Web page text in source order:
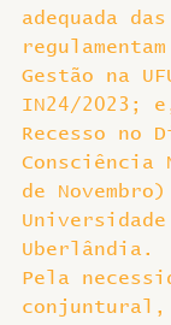
adequada
Gestão na
IN24/2023;
Recesso no
Consciência
de
Uberlândia.
Pela